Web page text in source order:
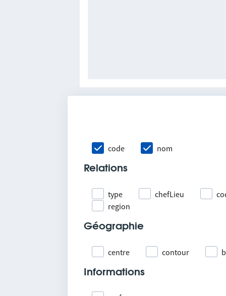
code
nom
Relations
type chefLieu
region
Géographie
centre contour
Informations